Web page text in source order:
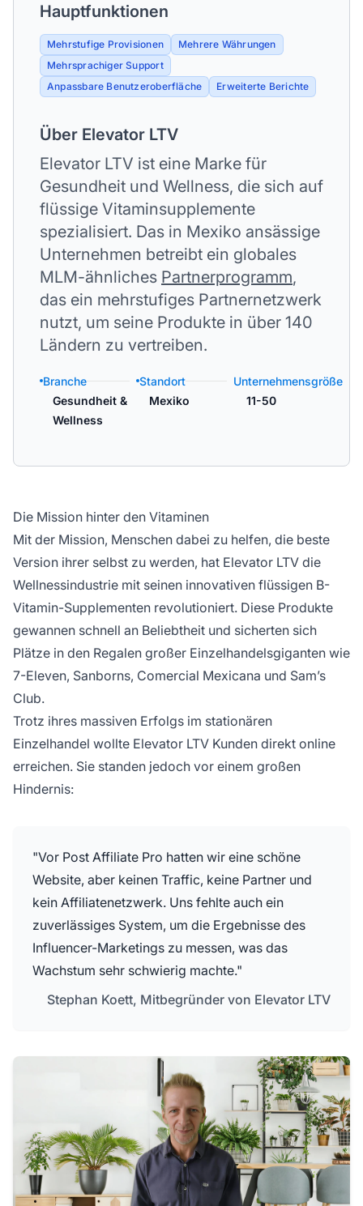
Hauptfunktionen
Mehrstufige Provisionen
Mehrere Währungen
Mehrsprachiger Support
Anpassbare Benutzeroberfläche
Erweiterte Berichte
Über Elevator LTV
Elevator LTV ist eine Marke für
Gesundheit und Wellness, die sich auf
flüssige Vitaminsupplemente
spezialisiert. Das in Mexiko ansässige
Unternehmen betreibt ein globales
MLM-ähnliches Partnerprogramm,
das ein mehrstufiges Partnernetzwerk
nutzt, um seine Produkte in über 140
Ländern zu vertreiben.
Branche
Gesundheit &
Wellness
Standort
Mexiko
Unternehmensgröße
11-50
Die Mission hinter den Vitaminen
Mit der Mission, Menschen dabei zu helfen, die beste
Version ihrer selbst zu werden, hat Elevator LTV die
Wellnessindustrie mit seinen innovativen flüssigen B-
Vitamin-Supplementen revolutioniert. Diese Produkte
gewannen schnell an Beliebtheit und sicherten sich
Plätze in den Regalen großer Einzelhandelsgiganten wie
7-Eleven, Sanborns, Comercial Mexicana und Sam’s
Club.
Trotz ihres massiven Erfolgs im stationären
Einzelhandel wollte Elevator LTV Kunden direkt online
erreichen. Sie standen jedoch vor einem großen
Hindernis:
"Vor Post Affiliate Pro hatten wir eine schöne
Website, aber keinen Traffic, keine Partner und
kein Affiliatenetzwerk. Uns fehlte auch ein
zuverlässiges System, um die Ergebnisse des
Influencer-Marketings zu messen, was das
Wachstum sehr schwierig machte."
Stephan Koett, Mitbegründer von Elevator LTV